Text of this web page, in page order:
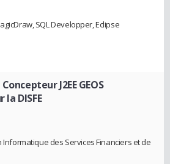
SQL Developper, Eclipse
Concepteur J2EE GEOS
la DISFE
Informatique des Services Financiers et de